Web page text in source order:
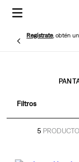
Regístrate, obtén
Filtros
5